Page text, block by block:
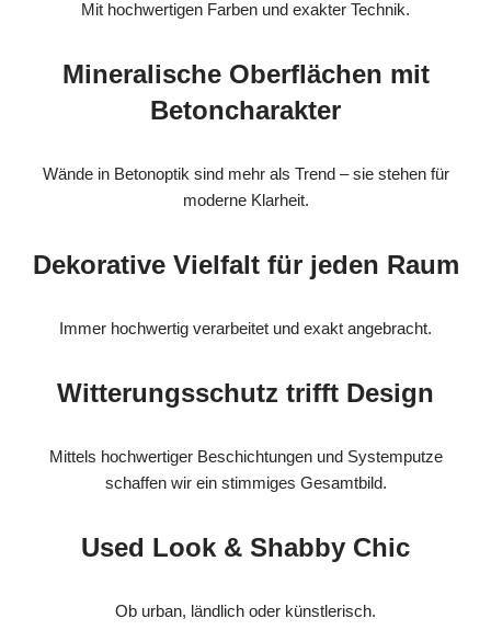
Mit hochwertigen Farben und exakter Technik.
Mineralische Oberflächen mit
Betoncharakter
Wände in Betonoptik sind mehr als Trend – sie stehen für
moderne Klarheit.
Dekorative Vielfalt für jeden Raum
Immer hochwertig verarbeitet und exakt angebracht.
Witterungsschutz trifft Design
Mittels hochwertiger Beschichtungen und Systemputze
schaffen wir ein stimmiges Gesamtbild.
Used Look & Shabby Chic
Ob urban, ländlich oder künstlerisch.